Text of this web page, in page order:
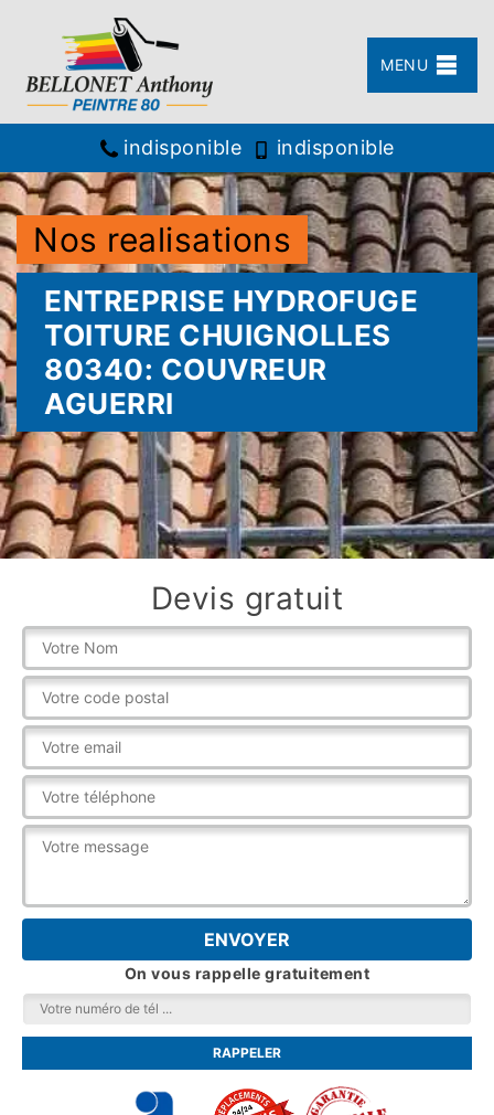
MENU
indisponible indisponible
Nos realisations
ENTREPRISE HYDROFUGE
TOITURE CHUIGNOLLES
80340: COUVREUR
AGUERRI
Devis gratuit
On vous rappelle gratuitement